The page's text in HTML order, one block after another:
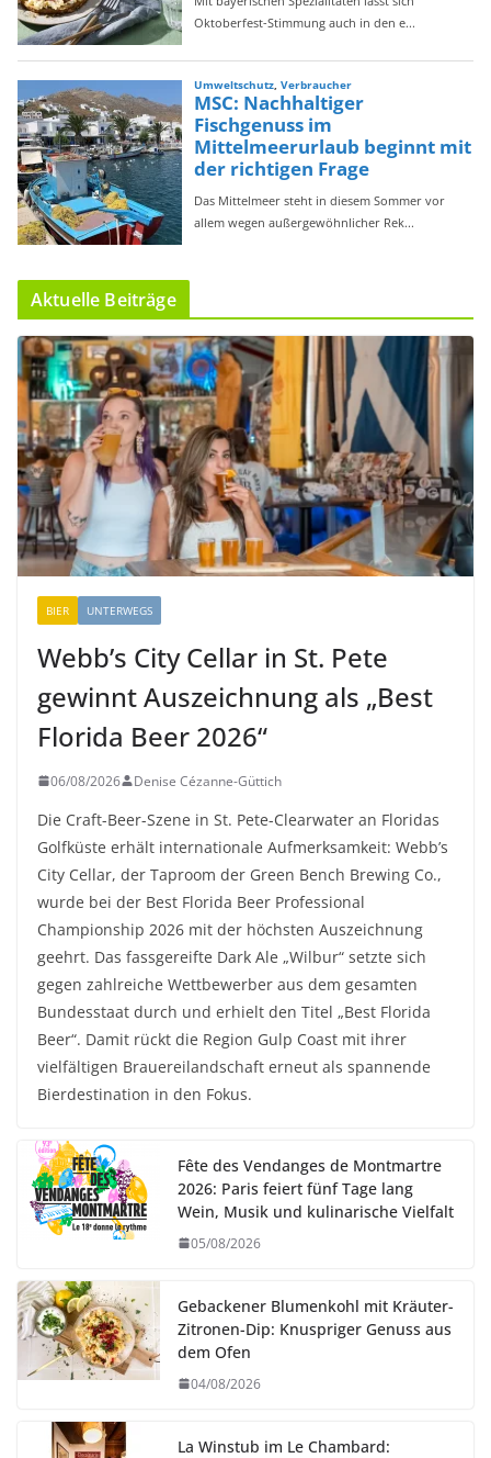
Aktuelle Beiträge
BIER UNTERWEGS
Webb’s City Cellar in St. Pete
gewinnt Auszeichnung als „Best
Florida Beer 2026“
06/08/2026 Denise Cézanne-Güttich
Die Craft-Beer-Szene in St. Pete-Clearwater an Floridas
Golfküste erhält internationale Aufmerksamkeit: Webb’s
City Cellar, der Taproom der Green Bench Brewing Co.,
wurde bei der Best Florida Beer Professional
Championship 2026 mit der höchsten Auszeichnung
geehrt. Das fassgereifte Dark Ale „Wilbur“ setzte sich
gegen zahlreiche Wettbewerber aus dem gesamten
Bundesstaat durch und erhielt den Titel „Best Florida
Beer“. Damit rückt die Region Gulp Coast mit ihrer
vielfältigen Brauereilandschaft erneut als spannende
Bierdestination in den Fokus.
Fête des Vendanges de Montmartre
2026: Paris feiert fünf Tage lang
Wein, Musik und kulinarische Vielfalt
05/08/2026
Gebackener Blumenkohl mit Kräuter-
Zitronen-Dip: Knuspriger Genuss aus
dem Ofen
04/08/2026
La Winstub im Le Chambard: